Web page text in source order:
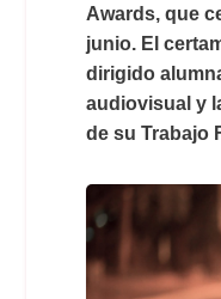
Awards, que
junio. El
dirigido
audiovisual y
de su Trabajo